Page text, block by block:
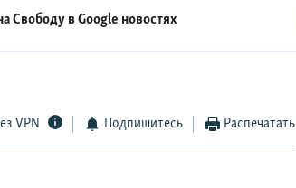
Свободу вGoogle новостях
VPN Подпишитесь Распечатать